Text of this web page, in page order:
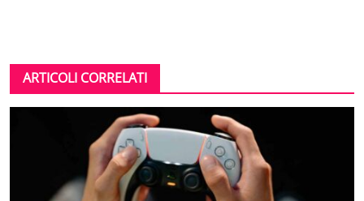
ARTICOLI CORRELATI